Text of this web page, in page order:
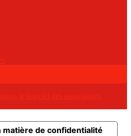
le logiciel des associations
matière de confidentialité